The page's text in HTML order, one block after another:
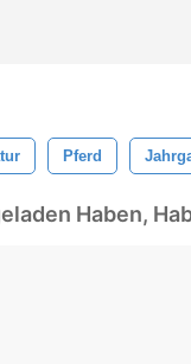
Pferd
Haben,